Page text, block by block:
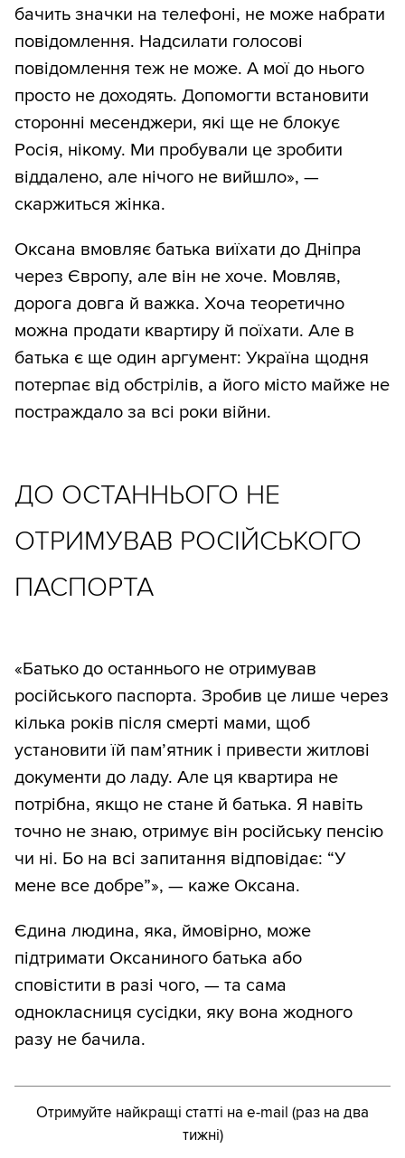
бачить значки на телефоні, не може набрати
повідомлення. Надсилати голосові
повідомлення теж не може. А мої до нього
просто не доходять. Допомогти встановити
сторонні месенджери, які ще не блокує
Росія, нікому. Ми пробували це зробити
віддалено, але нічого не вийшло», —
скаржиться жінка.
Оксана вмовляє батька виїхати до Дніпра
через Європу, але він не хоче. Мовляв,
дорога довга й важка. Хоча теоретично
можна продати квартиру й поїхати. Але в
батька є ще один аргумент: Україна щодня
потерпає від обстрілів, а його місто майже не
постраждало за всі роки війни.
ДО ОСТАННЬОГО НЕ
ОТРИМУВАВ РОСІЙСЬКОГО
ПАСПОРТА
«Батько до останнього не отримував
російського паспорта. Зробив це лише через
кілька років після смерті мами, щоб
установити їй пам’ятник і привести житлові
документи до ладу. Але ця квартира не
потрібна, якщо не стане й батька. Я навіть
точно не знаю, отримує він російську пенсію
чи ні. Бо на всі запитання відповідає: “У
мене все добре”», — каже Оксана.
Єдина людина, яка, ймовірно, може
підтримати Оксаниного батька або
сповістити в разі чого, — та сама
однокласниця сусідки, яку вона жодного
разу не бачила.
Отримуйте найкращі статті на e-mail (раз на два
тижні)